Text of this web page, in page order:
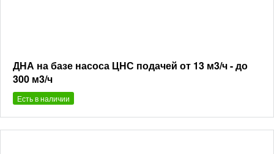
ДНА на базе насоса ЦНС подачей от 13 м3/ч - до
300 м3/ч
Есть в наличии